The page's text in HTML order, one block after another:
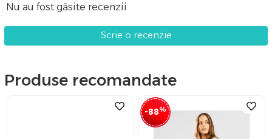
Nu au fost găsite recenzii
Scrie o recenzie
Produse recomandate
-88%